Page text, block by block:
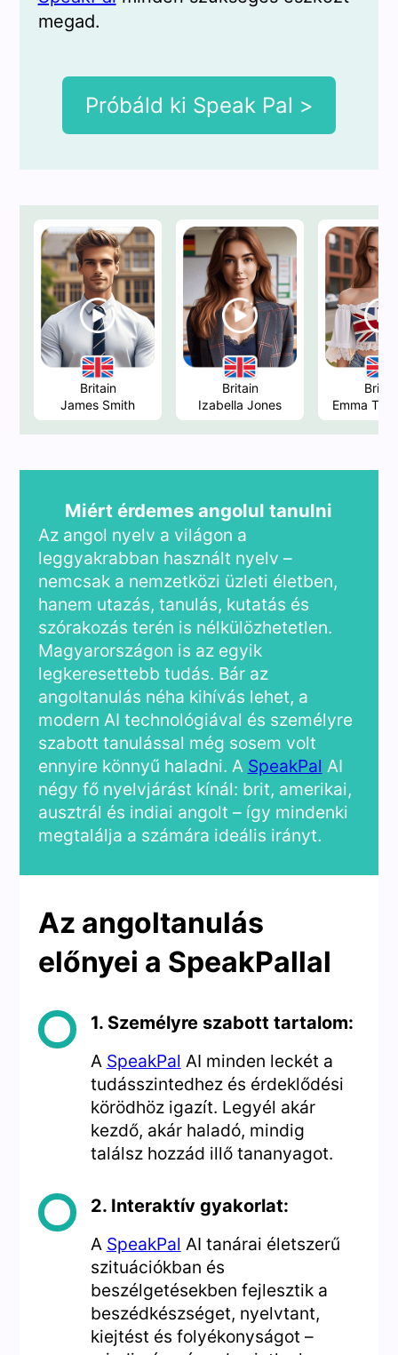
megad.
Próbáld ki Speak Pal >
Britain
James Smith
Britain
Izabella Jones
Emma
Miért érdemes angolul tanulni
Az angol nyelv a világon a
leggyakrabban használt nyelv –
nemcsak a nemzetközi üzleti életben,
hanem utazás, tanulás, kutatás és
szórakozás terén is nélkülözhetetlen.
Magyarországon is az egyik
legkeresettebb tudás. Bár az
angoltanulás néha kihívás lehet, a
modern AI technológiával és személyre
szabott tanulással még sosem volt
ennyire könnyű haladni. A SpeakPal AI
négy fő nyelvjárást kínál: brit, amerikai,
ausztrál és indiai angolt – így mindenki
megtalálja a számára ideális irányt.
Az angoltanulás
előnyei a SpeakPallal
1. Személyre szabott tartalom:
A SpeakPal AI minden leckét a
tudásszintedhez és érdeklődési
körödhöz igazít. Legyél akár
kezdő, akár haladó, mindig
találsz hozzád illő tananyagot.
2. Interaktív gyakorlat:
A SpeakPal AI tanárai életszerű
szituációkban és
beszélgetésekben fejlesztik a
beszédkészséget, nyelvtant,
kiejtést és folyékonyságot –